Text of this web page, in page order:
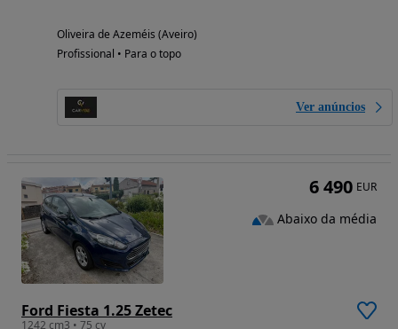
Oliveira de Azeméis (Aveiro)
Profissional • Para o topo
Ver anúncios
Ford Fiesta 1.25 Zetec
1242 cm3 • 75 cv
6 490 EUR
Abaixo da média